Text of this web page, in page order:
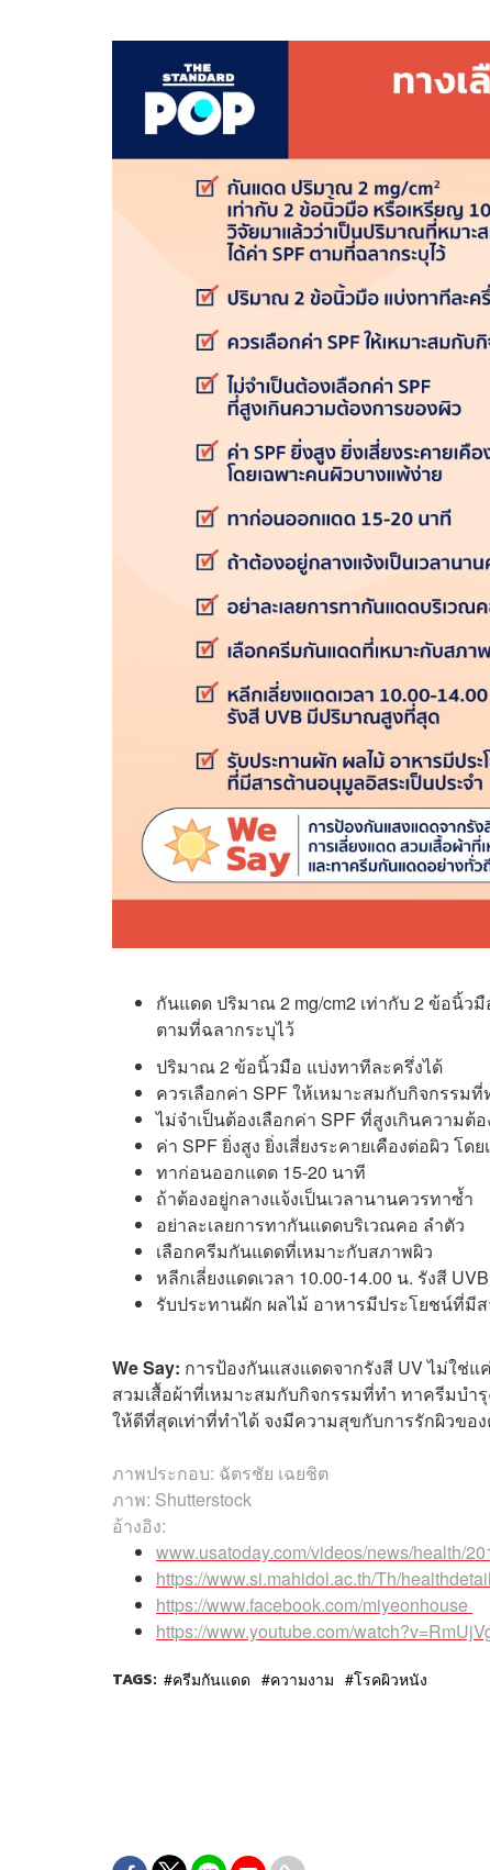
กันแดด ปริมาณ 2 mg/cm2 เท่ากับ 2 ข้อนิ้ว
ตามที่ฉลากระบุไว้
ปริมาณ 2 ข้อนิ้วมือ แบ่งทาทีละครึ่งได้
ควรเลือกค่า SPF ให้เหมาะสมกับกิจกรรมที่
ไม่จำเป็นต้องเลือกค่า SPF ที่สูงเกินความต้
ค่า SPF ยิ่งสูง ยิ่งเสี่ยงระคายเคืองต่อผิว โด
ทาก่อนออกแดด 15-20 นาที
ถ้าต้องอยู่กลางแจ้งเป็นเวลานานควรทาซ้ำ
อย่าละเลยการทากันแดดบริเวณคอ ลำตัว
เลือกครีมกันแดดที่เหมาะกับสภาพผิว
หลีกเลี่ยงแดดเวลา 10.00-14.00 น. รังสี
รับประทานผัก ผลไม้ อาหารมีประโยชน์ที่มี
We Say: การป้องกันแสงแดดจากรังสี UV ไม่ใช่
สวมเสื้อผ้าที่เหมาะสมกับกิจกรรมที่ทำ ทาครีมบ
ให้ดีที่สุดเท่าที่ทำได้ จงมีความสุขกับการรักผิวของ
ภาพประกอบ: ฉัตรชัย เฉยชิต
ภาพ: Shutterstock
อ้างอิง:
www.usatoday.com/videos/news/health/
https://www.si.mahidol.ac.th/Th/
https://www.facebook.com/miyeonhouse
https://www.youtube.com/
TAGS: ครีมกันแดด ความงาม โรคผิวหนัง